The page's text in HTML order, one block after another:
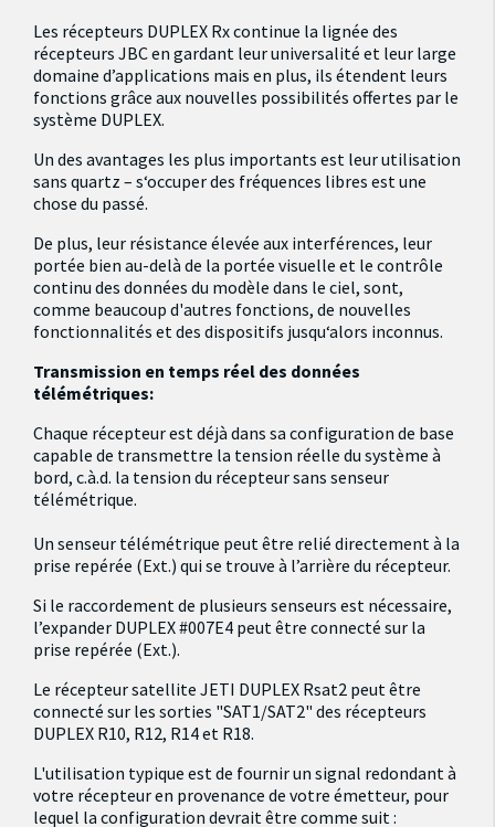
Les récepteurs DUPLEX Rx continue la lignée des
récepteurs JBC en gardant leur universalité et leur large
domaine d’applications mais en plus, ils étendent leurs
fonctions grâce aux nouvelles possibilités offertes par le
système DUPLEX.
Un des avantages les plus importants est leur utilisation
sans quartz – s‘occuper des fréquences libres est une
chose du passé.
De plus, leur résistance élevée aux interférences, leur
portée bien au-delà de la portée visuelle et le contrôle
continu des données du modèle dans le ciel, sont,
comme beaucoup d'autres fonctions, de nouvelles
fonctionnalités et des dispositifs jusqu‘alors inconnus.
Transmission en temps réel des données
télémétriques:
Chaque récepteur est déjà dans sa configuration de base
capable de transmettre la tension réelle du système à
bord, c.à.d. la tension du récepteur sans senseur
télémétrique.
Un senseur télémétrique peut être relié directement à la
prise repérée (Ext.) qui se trouve à l’arrière du récepteur.
Si le raccordement de plusieurs senseurs est nécessaire,
l’expander DUPLEX #007E4 peut être connecté sur la
prise repérée (Ext.).
Le récepteur satellite JETI DUPLEX Rsat2 peut être
connecté sur les sorties "SAT1/SAT2" des récepteurs
DUPLEX R10, R12, R14 et R18.
L'utilisation typique est de fournir un signal redondant à
votre récepteur en provenance de votre émetteur, pour
lequel la configuration devrait être comme suit :